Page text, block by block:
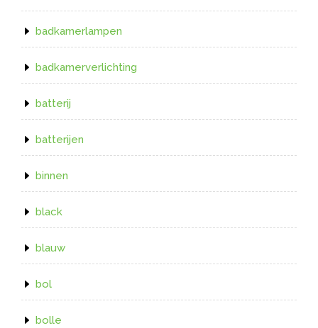
badkamerlampen
badkamerverlichting
batterij
batterijen
binnen
black
blauw
bol
bolle